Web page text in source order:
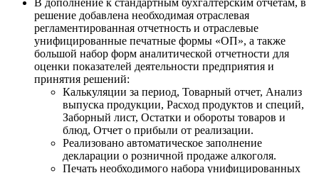
В дополнение к стандартным бухгалтерским отчетам, в
решение добавлена необходимая отраслевая
регламентированная отчетность и отраслевые
унифицированные печатные формы «ОП», а также
большой набор форм аналитической отчетности для
оценки показателей деятельности предприятия и
принятия решений:
Калькуляции за период, Товарный отчет, Анализ
выпуска продукции, Расход продуктов и специй,
Заборный лист, Остатки и обороты товаров и
блюд, Отчет о прибыли от реализации.
Реализовано автоматическое заполнение
декларации о розничной продаже алкоголя.
Печать необходимого набора унифицированных